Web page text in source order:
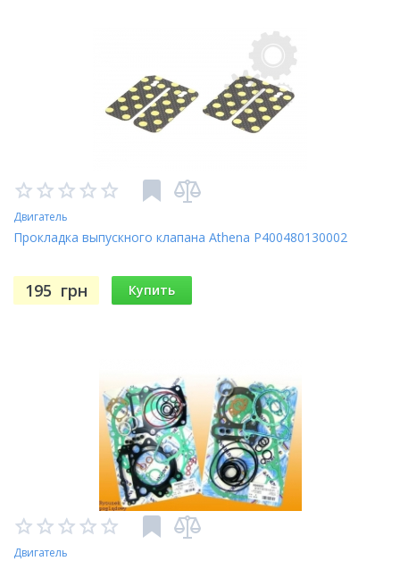
Двигатель
Прокладка выпускного клапана Athena P400480130002
195 грн Купить
Двигатель